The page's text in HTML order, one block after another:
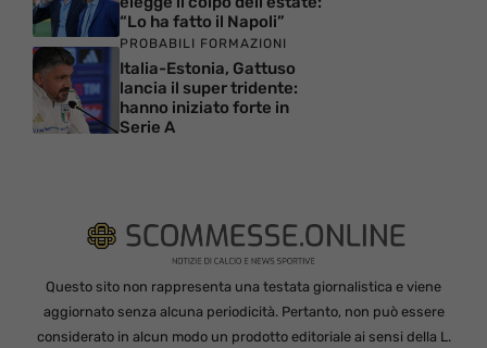
“Lo ha fatto il Napoli”
PROBABILI FORMAZIONI
Italia-Estonia, Gattuso
lancia il super tridente:
hanno iniziato forte in
Serie A
Questo sito non rappresenta una testata giornalistica e viene
aggiornato senza alcuna periodicità. Pertanto, non può essere
considerato in alcun modo un prodotto editoriale ai sensi della L.